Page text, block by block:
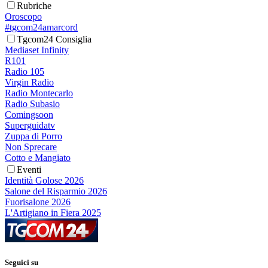
Rubriche
Oroscopo
#tgcom24amarcord
Tgcom24 Consiglia
Mediaset Infinity
R101
Radio 105
Virgin Radio
Radio Montecarlo
Radio Subasio
Comingsoon
Superguidatv
Zuppa di Porro
Non Sprecare
Cotto e Mangiato
Eventi
Identità Golose 2026
Salone del Risparmio 2026
Fuorisalone 2026
L'Artigiano in Fiera 2025
Seguici su